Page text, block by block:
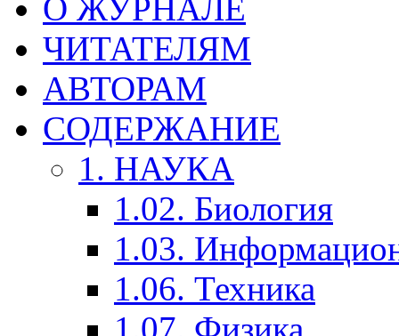
О ЖУРНАЛЕ
ЧИТАТЕЛЯМ
АВТОРАМ
СОДЕРЖАНИЕ
1. НАУКА
1.02. Биология
1.03.
1.06. Техника